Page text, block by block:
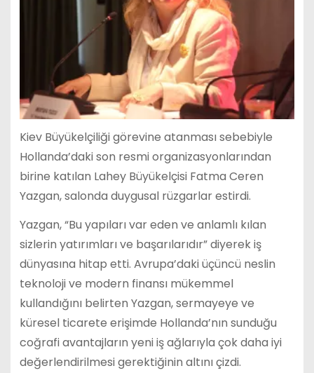
Kiev Büyükelçiliği görevine atanması sebebiyle
Hollanda’daki son resmi organizasyonlarından
birine katılan Lahey Büyükelçisi Fatma Ceren
Yazgan, salonda duygusal rüzgarlar estirdi.
Yazgan, “Bu yapıları var eden ve anlamlı kılan
sizlerin yatırımları ve başarılarıdır” diyerek iş
dünyasına hitap etti. Avrupa’daki üçüncü neslin
teknoloji ve modern finansı mükemmel
kullandığını belirten Yazgan, sermayeye ve
küresel ticarete erişimde Hollanda’nın sunduğu
coğrafi avantajların yeni iş ağlarıyla çok daha iyi
değerlendirilmesi gerektiğinin altını çizdi.